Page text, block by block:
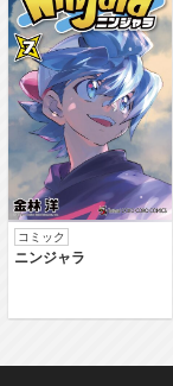
コミック
ニンジャラ